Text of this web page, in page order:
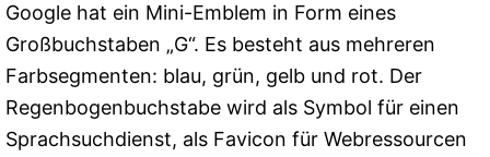
Google hat ein Mini-Emblem in Form eines
Großbuchstaben „G“. Es besteht aus mehreren
Farbsegmenten: blau, grün, gelb und rot. Der
Regenbogenbuchstabe wird als Symbol für einen
Sprachsuchdienst, als Favicon für Webressourcen